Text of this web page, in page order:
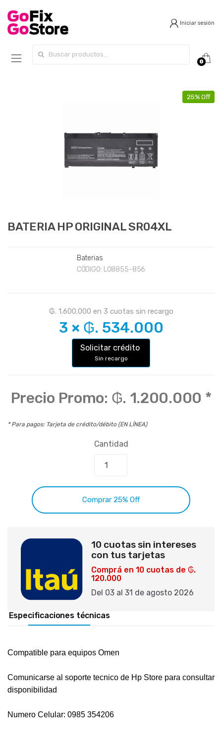
Iniciar sesión
0
25% Off
BATERIA HP ORIGINAL SR04XL
Baterias
CÓDIGO: L08855-856
₲. 1.600.000 en 3 cuotas sin recargo
3 × ₲. 534.000
Solicitar crédito
Sin recargo
Precio Promo: ₲. 1.200.000 *
* Para pagos: Tarjeta de crédito/débito (EN LÍNEA)
Cantidad
Comprar 25% Off
10 cuotas sin intereses
con tus tarjetas
Comprá en 10 cuotas de ₲.
120.000
Del 03 al 31 de agosto 2026
Especificaciones técnicas
Compatible para equipos Omen
Comunicarse al soporte tecnico de Hp Store para consultar
disponibilidad
Numero Celular: 0985 354206